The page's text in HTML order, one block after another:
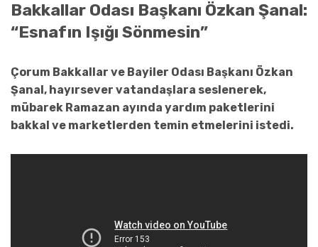
Bakkallar Odası Başkanı Özkan Şanal:
“Esnafın Işığı Sönmesin”
Çorum Bakkallar ve Bayiler Odası Başkanı Özkan
Şanal, hayırsever vatandaşlara seslenerek,
mübarek Ramazan ayında yardım paketlerini
bakkal ve marketlerden temin etmelerini istedi.